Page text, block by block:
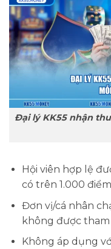
Đại lý KK55 nhận
Hội viên hợp lệ
có trên 1.000
Đơn vị/cá nhân
không được
Không áp dụng